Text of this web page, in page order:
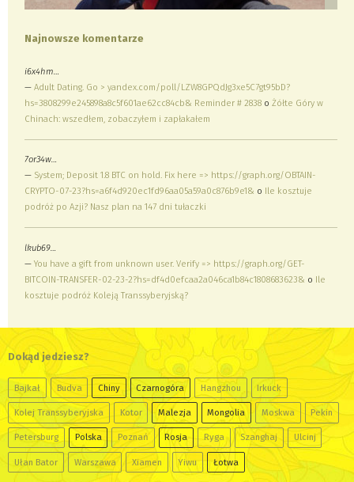
Najnowsze komentarze
i6x4hm…
—Adult Dating. Go > yandex.com/poll/LZW8GPQdJg3xe5C7gt95bD?
hs=3808299e245898a8c5f601ae62cc84cb& Reminder # 2838 o Żółte Góry w
Chinach: wszedłem, zobaczyłem i zapłakałem
7or34w…
— System; Deposit 1.8 BTC on hold. Fix here => https://graph.org/OBTAIN-
CRYPTO-07-23?hs=a6f4d920ec1fd96aa05a59a0c876b9e1& o Ile kosztuje
podróż po Azji? Nasz plan na 147 dni tułaczki
lkub69…
—You have a gift from unknown user. Verify => https://graph.org/GET-
BITCOIN-TRANSFER-02-23-2?hs=df4d0efcaa2a046ca1b84c1808683623& o Ile
kosztuje podróż Koleją Transsyberyjską?
Dokąd jedziesz?
Bajkał Budva Chiny Czarnogóra Hangzhou Irkuck
Kolej Transsyberyjska Kotor Malezja Mongolia Moskwa Pekin
Petersburg Polska Poznań Rosja Ryga Szanghaj Ulcinj
Ułan Bator Warszawa Xiamen Yiwu Łotwa